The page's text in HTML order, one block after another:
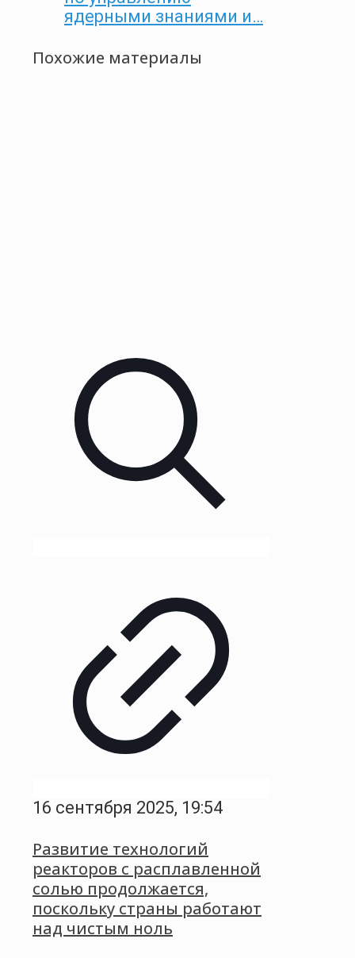
ядерными знаниями и…
Похожие материалы
16 сентября 2025, 19:54
Развитие технологий
реакторов с расплавленной
солью продолжается,
поскольку страны работают
над чистым ноль